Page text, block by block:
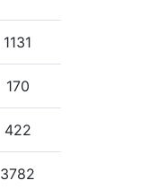
1131
170
422
3782